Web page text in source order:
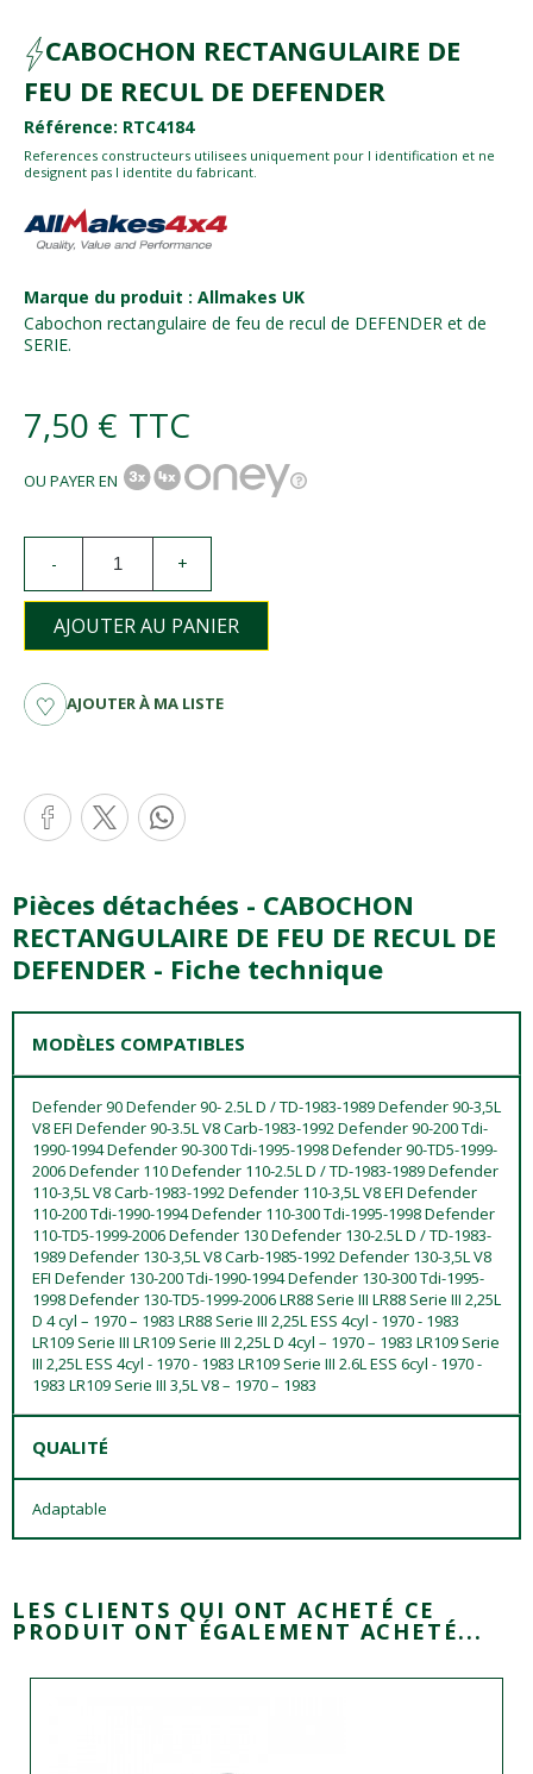
CABOCHON RECTANGULAIRE DE
FEU DE RECUL DE DEFENDER
Référence: RTC4184
References constructeurs utilisees uniquement pour l identification et ne
designent pas l identite du fabricant.
Marque du produit : Allmakes UK
Cabochon rectangulaire de feu de recul de DEFENDER et de
SERIE.
7,50 € TTC
OU PAYER EN
- +
AJOUTER AU PANIER
AJOUTER À MA LISTE
Pièces détachées - CABOCHON
RECTANGULAIRE DE FEU DE RECUL DE
DEFENDER - Fiche technique
MODÈLES COMPATIBLES
Defender 90 Defender 90- 2.5L D / TD-1983-1989 Defender 90-3,5L
V8 EFI Defender 90-3.5L V8 Carb-1983-1992 Defender 90-200 Tdi-
1990-1994 Defender 90-300 Tdi-1995-1998 Defender 90-TD5-1999-
2006 Defender 110 Defender 110-2.5L D / TD-1983-1989 Defender
110-3,5L V8 Carb-1983-1992 Defender 110-3,5L V8 EFI Defender
110-200 Tdi-1990-1994 Defender 110-300 Tdi-1995-1998 Defender
110-TD5-1999-2006 Defender 130 Defender 130-2.5L D / TD-1983-
1989 Defender 130-3,5L V8 Carb-1985-1992 Defender 130-3,5L V8
EFI Defender 130-200 Tdi-1990-1994 Defender 130-300 Tdi-1995-
1998 Defender 130-TD5-1999-2006 LR88 Serie III LR88 Serie III 2,25L
D 4 cyl – 1970 – 1983 LR88 Serie III 2,25L ESS 4cyl - 1970 - 1983
LR109 Serie III LR109 Serie III 2,25L D 4cyl – 1970 – 1983 LR109 Serie
III 2,25L ESS 4cyl - 1970 - 1983 LR109 Serie III 2.6L ESS 6cyl - 1970 -
1983 LR109 Serie III 3,5L V8 – 1970 – 1983
QUALITÉ
Adaptable
LES CLIENTS QUI ONT ACHETÉ CE
PRODUIT ONT ÉGALEMENT ACHETÉ...